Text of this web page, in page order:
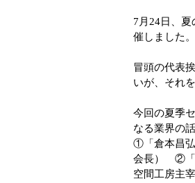
7月24日、
催しました
冒頭の代表
いが、それ
今回の夏季
なる業界の
①「倉本昌弘
会長） ②「
空間工房主